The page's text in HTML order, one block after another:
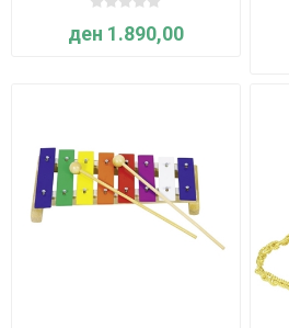
ден 1.890,00